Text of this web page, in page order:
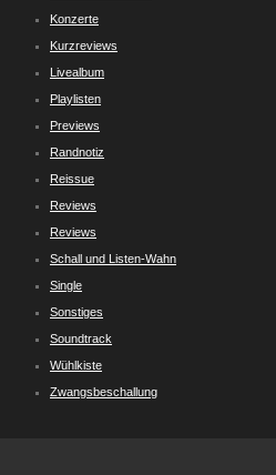
Konzerte
Kurzreviews
Livealbum
Playlisten
Previews
Randnotiz
Reissue
Reviews
Reviews
Schall und Listen-Wahn
Single
Sonstiges
Soundtrack
Wühlkiste
Zwangsbeschallung